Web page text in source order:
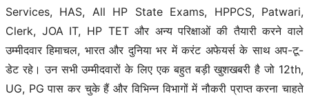
Services, HAS, All HP State Exams, HPPCS, Patwari,
Clerk, JOA IT, HP TET और अन्य परिक्षाओं की तैयारी करने वाले
उम्मीदवार हिमाचल, भारत और दुनिया भर में करंट अफेयर्स के साथ अप-टू-
डेट रहे। उन सभी उम्मीदवारों के लिए एक बहुत बड़ी खुशखबरी है जो 12th,
UG, PG पास कर चुके हैं और विभिन्न विभागों में नौकरी प्राप्त करना चाहते